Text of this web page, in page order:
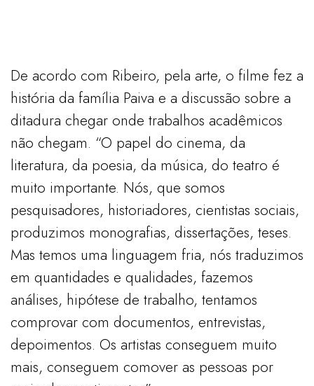
De acordo com Ribeiro, pela arte, o filme fez a
história da família Paiva e a discussão sobre a
ditadura chegar onde trabalhos acadêmicos
não chegam. “O papel do cinema, da
literatura, da poesia, da música, do teatro é
muito importante. Nós, que somos
pesquisadores, historiadores, cientistas sociais,
produzimos monografias, dissertações, teses.
Mas temos uma linguagem fria, nós traduzimos
em quantidades e qualidades, fazemos
análises, hipótese de trabalho, tentamos
comprovar com documentos, entrevistas,
depoimentos. Os artistas conseguem muito
mais, conseguem comover as pessoas por